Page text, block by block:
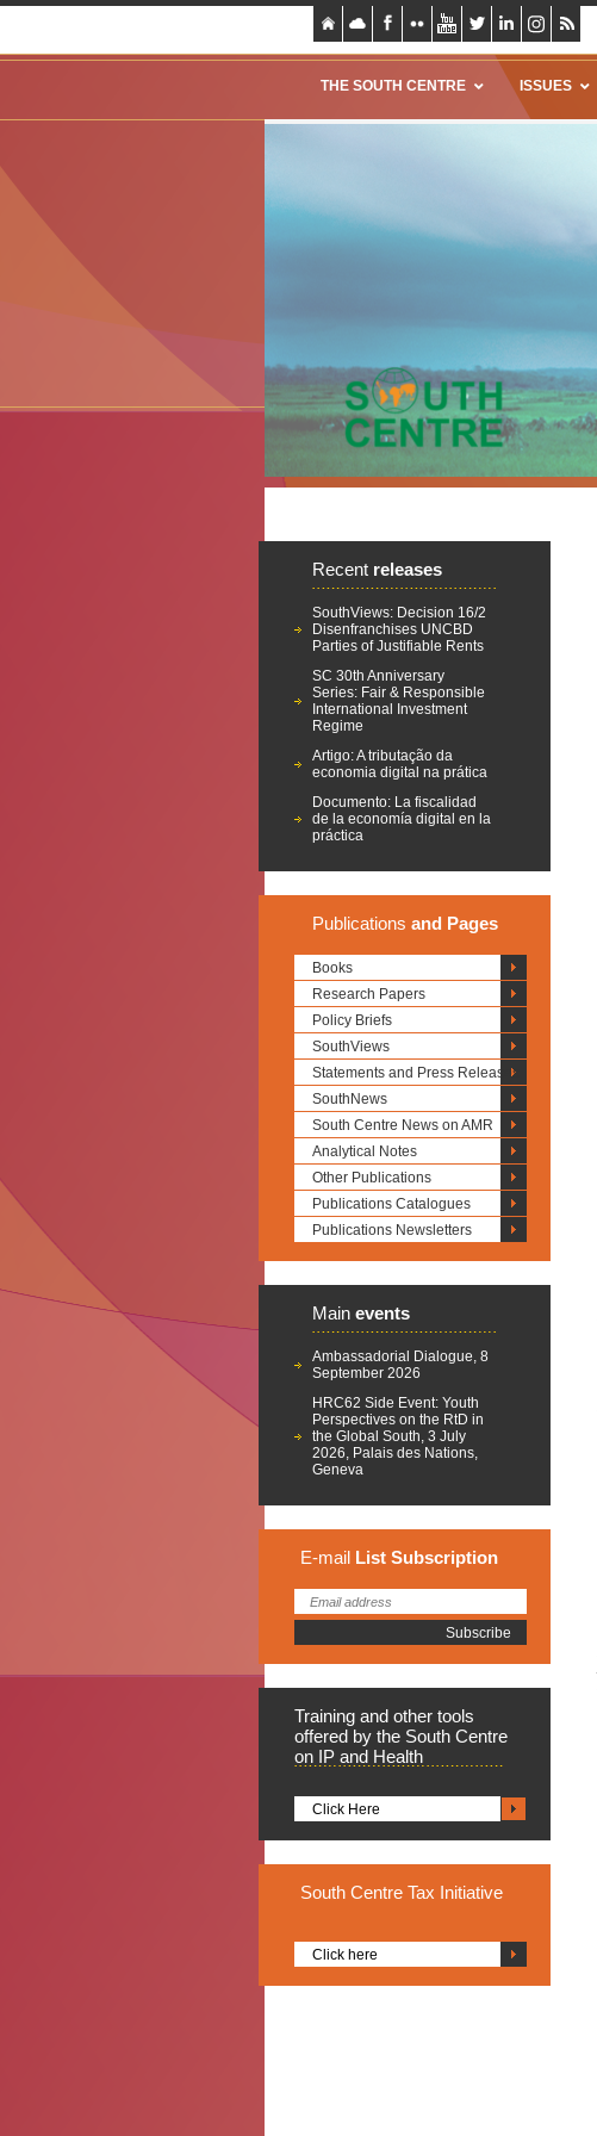
THE SOUTH CENTRE ISSUES
Recent releases
SouthViews: Decision 16/2
Disenfranchises UNCBD
Parties of Justifiable Rents
SC 30th Anniversary
Series: Fair & Responsible
International Investment
Regime
Artigo: A tributação da
economia digital na prática
Documento: La fiscalidad
de la economía digital en la
práctica
Publications and Pages
Books
Research Papers
Policy Briefs
SouthViews
Statements and Press Releases
SouthNews
South Centre News on AMR
Analytical Notes
Other Publications
Publications Catalogues
Publications Newsletters
Main events
Ambassadorial Dialogue, 8
September 2026
HRC62 Side Event: Youth
Perspectives on the RtD in
the Global South, 3 July
2026, Palais des Nations,
Geneva
E-mail List Subscription
Training and other tools
offered by the South Centre
on IP and Health
Click Here
South Centre Tax Initiative
Click here